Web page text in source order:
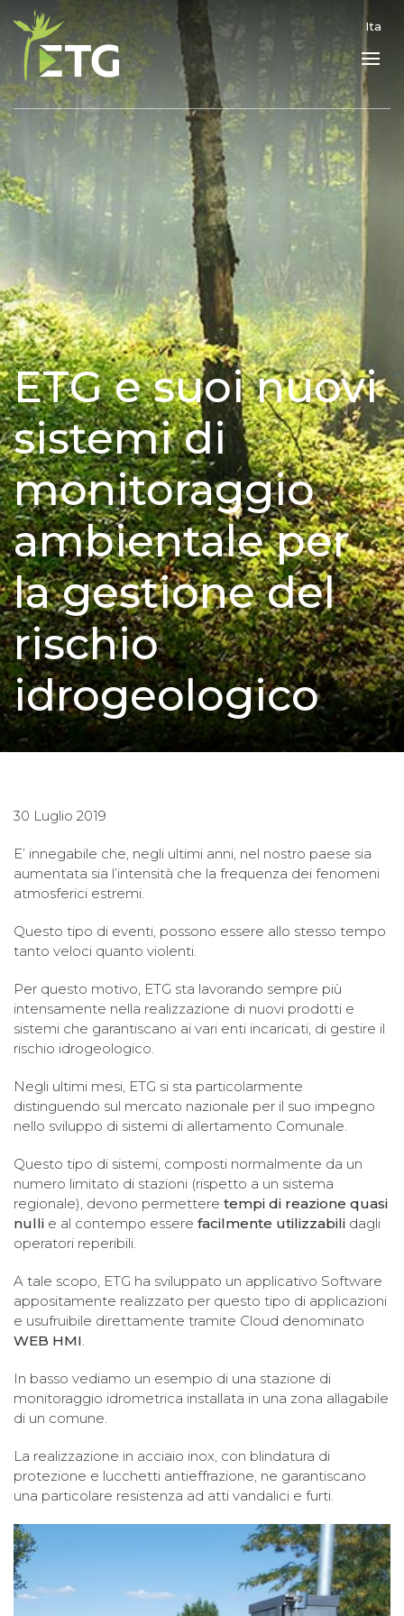
Ita
ETG e suoi nuovi
sistemi di
monitoraggio
ambientale per
la gestione del
rischio
idrogeologico
30 Luglio 2019
E’ innegabile che, negli ultimi anni, nel nostro paese sia
aumentata sia l’intensità che la frequenza dei fenomeni
atmosferici estremi.
Questo tipo di eventi, possono essere allo stesso tempo
tanto veloci quanto violenti.
Per questo motivo, ETG sta lavorando sempre più
intensamente nella realizzazione di nuovi prodotti e
sistemi che garantiscano ai vari enti incaricati, di gestire il
rischio idrogeologico.
Negli ultimi mesi, ETG si sta particolarmente
distinguendo sul mercato nazionale per il suo impegno
nello sviluppo di sistemi di allertamento Comunale.
Questo tipo di sistemi, composti normalmente da un
numero limitato di stazioni (rispetto a un sistema
regionale), devono permettere tempi di reazione quasi
nulli e al contempo essere facilmente utilizzabili dagli
operatori reperibili.
A tale scopo, ETG ha sviluppato un applicativo Software
appositamente realizzato per questo tipo di applicazioni
e usufruibile direttamente tramite Cloud denominato
WEB HMI.
In basso vediamo un esempio di una stazione di
monitoraggio idrometrica installata in una zona allagabile
di un comune.
La realizzazione in acciaio inox, con blindatura di
protezione e lucchetti antieffrazione, ne garantiscano
una particolare resistenza ad atti vandalici e furti.